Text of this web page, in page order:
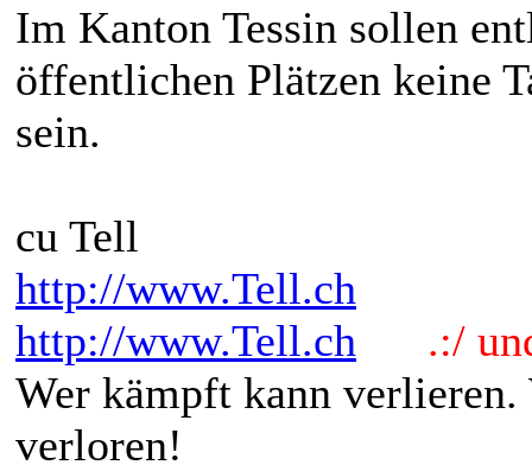
Im Kanton Tessin sollen
öffentlichen Plätzen keine
sein.
cu Tell
http://www.Tell.ch
http://www.Tell.ch
.:/
Wer kämpft kann
verloren!